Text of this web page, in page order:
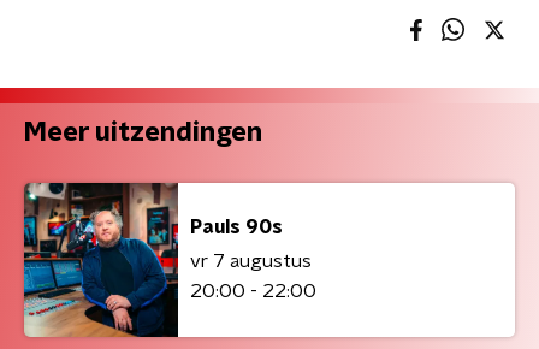
Meer uitzendingen
Pauls 90s
vr 7 augustus
20:00 - 22:00